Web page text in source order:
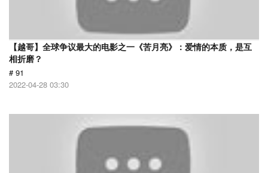
【越哥】全球争议最大的电影之一《苦月亮》：爱情的本质，是互
相折磨？
# 91
2022-04-28 03:30